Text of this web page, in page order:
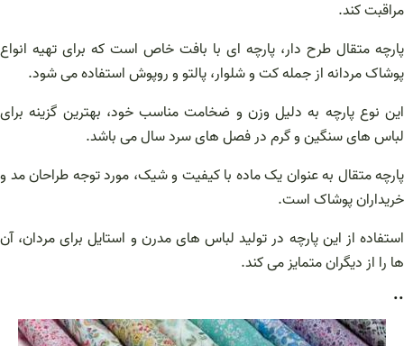
مراقبت کند.
پارچه متقال طرح دار، پارچه ای با بافت خاص است که برای تهیه انواع
پوشاک مردانه از جمله کت و شلوار، پالتو و روپوش استفاده می‌ شود.
این نوع پارچه به دلیل وزن و ضخامت مناسب خود، بهترین گزینه برای
لباس‌ های سنگین و گرم در فصل‌ های سرد سال می‌ باشد.
پارچه متقال به عنوان یک ماده با کیفیت و شیک، مورد توجه طراحان مد و
خریداران پوشاک است.
استفاده از این پارچه در تولید لباس‌ های مدرن و استایل برای مردان، آن
ها را از دیگران متمایز می‌ کند.
..